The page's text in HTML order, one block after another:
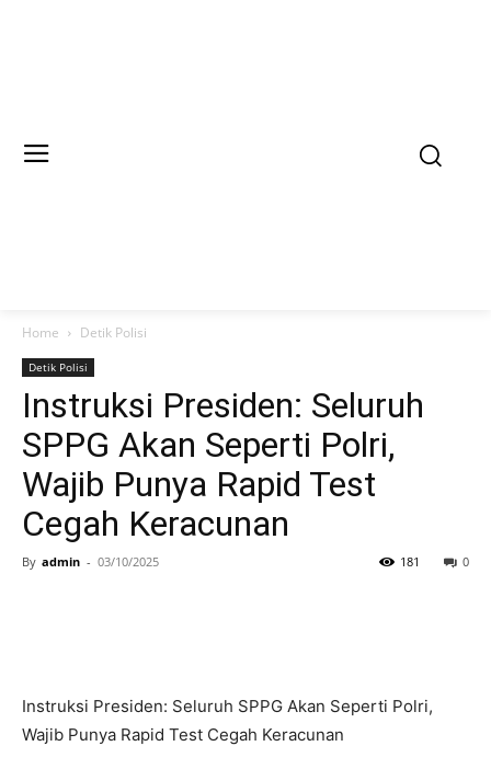
Home Detik Polisi
Detik Polisi
Instruksi Presiden: Seluruh
SPPG Akan Seperti Polri,
Wajib Punya Rapid Test
Cegah Keracunan
By admin - 03/10/2025 0
181
Instruksi Presiden: Seluruh SPPG Akan Seperti Polri,
Wajib Punya Rapid Test Cegah Keracunan